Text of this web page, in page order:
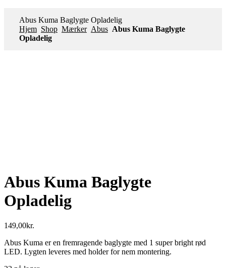
Abus Kuma Baglygte Opladelig
Hjem Shop Mærker Abus Abus Kuma Baglygte
Opladelig
Abus Kuma Baglygte
Opladelig
149,00kr.
Abus Kuma er en fremragende baglygte med 1 super bright rød
LED. Lygten leveres med holder for nem montering.